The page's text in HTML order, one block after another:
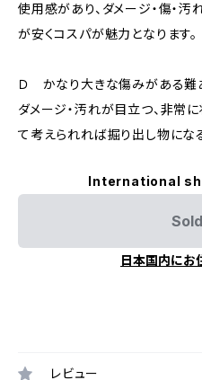
使用感があり、ダメージ・傷・
が安くコスパが魅力となります。
Ｄ かなり大きな傷みがある難
ダメージ・汚れが目立つ、非常
て考えられれば掘り出し物にな
International
日本国内にお
レビュー